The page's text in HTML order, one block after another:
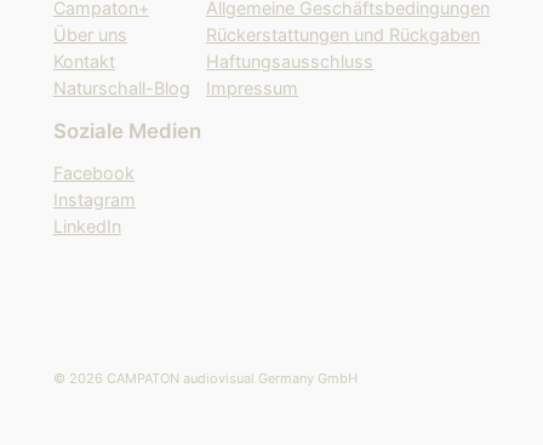
Campaton+
Über uns
Kontakt
Naturschall-Blog
Allgemeine Geschäftsbedingungen
Rückerstattungen und Rückgaben
Haftungsausschluss
Impressum
Soziale Medien
Facebook
Instagram
LinkedIn
© 2026 CAMPATON audiovisual Germany GmbH